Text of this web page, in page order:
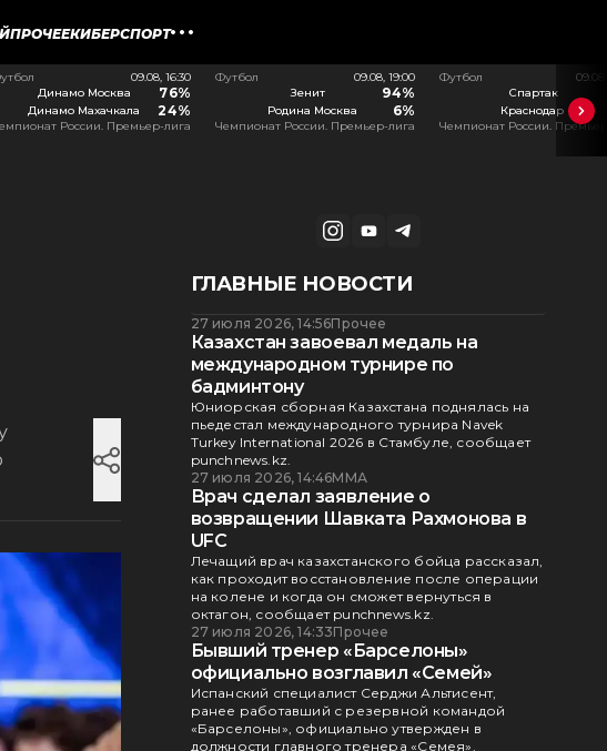
ПРОЧЕЕКИБЕРСПОРТ
09.08, 16:30
Динамо Москва
76%
Динамо Махачкала 24%
России. Премьер-лига
Футбол
09.08, 19:00
Зенит
94%
Родина Москва 6%
Чемпионат России. Премьер-лига
Футбол
Спартак
Краснодар
Чемпионат России.
ГЛАВНЫЕ НОВОСТИ
27 июля 2026, 14:56Прочее
Казахстан завоевал медаль на
международном турнире по
бадминтону
Юниорская сборная Казахстана поднялась на
пьедестал международного турнира Navek
Turkey International 2026 в Стамбуле, сообщает
punchnews.kz.
27 июля 2026, 14:46ММА
Врач сделал заявление о
возвращении Шавката Рахмонова в
UFC
Лечащий врач казахстанского бойца рассказал,
как проходит восстановление после операции
на колене и когда он сможет вернуться в
октагон, сообщает punchnews.kz.
27 июля 2026, 14:33Прочее
Бывший тренер «Барселоны»
официально возглавил «Семей»
Испанский специалист Серджи Альтисент,
ранее работавший с резервной командой
«Барселоны», официально утвержден в
должности главного тренера «Семея»,